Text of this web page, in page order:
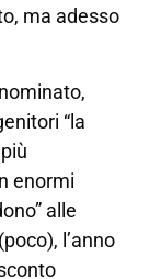
ma adesso
“la
enormi
alle
l’anno